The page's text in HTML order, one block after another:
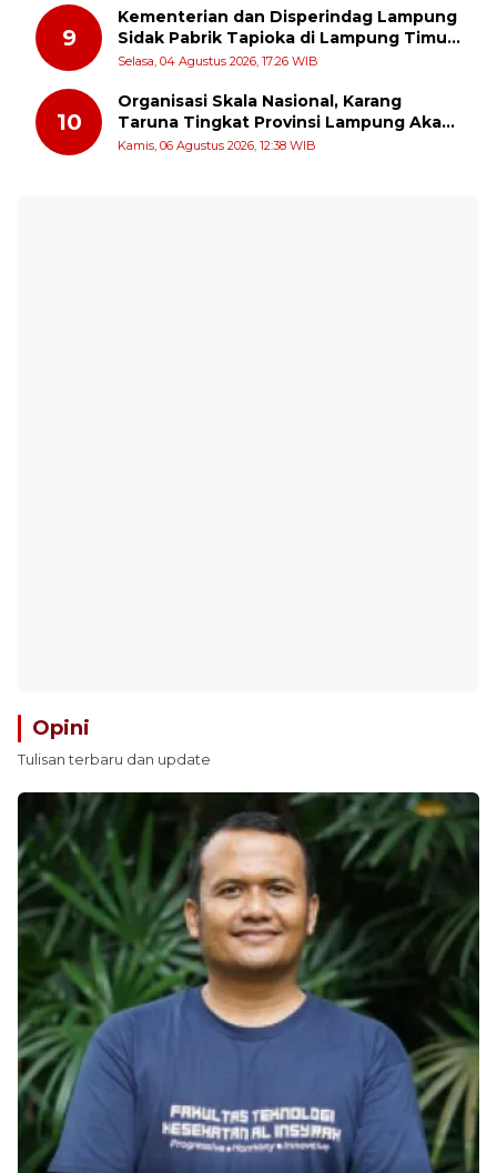
9
Kementerian dan Disperindag Lampung
Sidak Pabrik Tapioka di Lampung Timur,
PPUKI Apresiasi Langkah Pengawasan
Selasa, 04 Agustus 2026, 17:26 WIB
10
Organisasi Skala Nasional, Karang
Taruna Tingkat Provinsi Lampung Akan
Melakukan Temu Karya pada tanggal 7
Kamis, 06 Agustus 2026, 12:38 WIB
Opini
Tulisan terbaru dan update